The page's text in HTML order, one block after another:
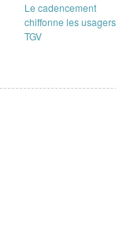
Le cadencement
chiffonne les
TGV